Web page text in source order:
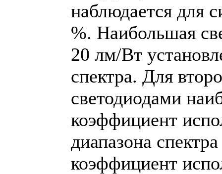
наблюдается для
%. Наибольшая
20 лм/Вт
спектра. Для
светодиодами
коэффициент
диапазона
коэффициент